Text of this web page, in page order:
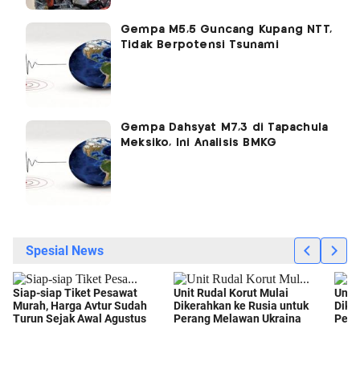
Gempa M5,5 Guncang Kupang NTT,
Tidak Berpotensi Tsunami
Gempa Dahsyat M7,3 di Tapachula
Meksiko, Ini Analisis BMKG